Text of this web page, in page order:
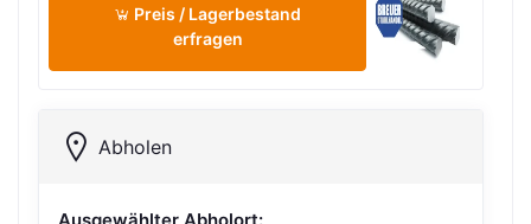
Preis / Lagerbestand
erfragen
Abholen